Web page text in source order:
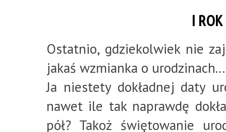
I ROK
Ostatnio, gdziekolwiek nie
jakaś wzmianka o urodzinach...
Ja niestety dokładnej daty
nawet ile tak naprawdę
pół? Takoż świętowanie